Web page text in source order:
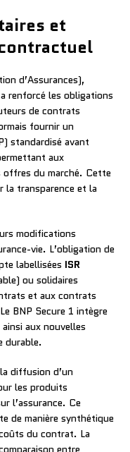
et
d’Assurances),
renforcé les obligations
de contrats
fournir un
standardisé avant
aux
offres du marché. Cette
la transparence et la
modifications
vie. L’obligation de
labellisées ISR
ou solidaires
et aux contrats
BNP Secure 1 intègre
aux nouvelles
durable.
diffusion d’un
les produits
l’assurance. Ce
de manière synthétique
du contrat. La
entre